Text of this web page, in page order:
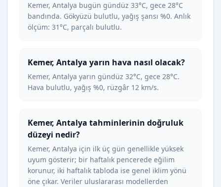
Kemer, Antalya bugün gündüz 33°C, gece 28°C
bandında. Gökyüzü bulutlu, yağış şansı %0. Anlık
ölçüm: 31°C, parçalı bulutlu.
Kemer, Antalya yarın hava nasıl olacak?
Kemer, Antalya yarın gündüz 32°C, gece 28°C.
Hava bulutlu, yağış %0, rüzgâr 12 km/s.
Kemer, Antalya tahminlerinin doğruluk
düzeyi nedir?
Kemer, Antalya için ilk üç gün genellikle yüksek
uyum gösterir; bir haftalık pencerede eğilim
korunur, iki haftalık tabloda ise genel iklim yönü
öne çıkar. Veriler uluslararası modellerden